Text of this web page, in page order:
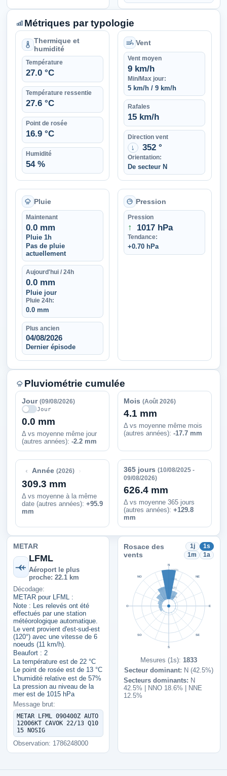
Métriques par typologie
Thermique et
humidité
Température
27.0 °C
Température ressentie
27.6 °C
Point de rosée
16.9 °C
Humidité
54 %
Vent
Vent moyen
9 km/h
Min/Max jour:
5 km/h / 9 km/h
Rafales
15 km/h
Direction vent
↑ 352 °
Orientation:
De secteur N
Pluie
Maintenant
0.0 mm
Pluie 1h
Pas de pluie
actuellement
Aujourd'hui / 24h
0.0 mm
Pluie jour
Pluie 24h:
0.0 mm
Plus ancien
04/08/2026
Dernier épisode
Pression
Pression
↑ 1017 hPa
Tendance:
+0.70 hPa
Pluviométrie cumulée
Jour (09/08/2026)
Jour
0.0 mm
Δ vs moyenne même jour
(autres années): -2.2 mm
Mois(Août 2026)
4.1 mm
Δ vs moyenne même mois
(autres années):-17.7 mm
‹ Année(2026)
309.3 mm
Δ vs moyenne à la même
date (autres années): +95.9
mm
365 jours(10/08/2025 -
09/08/2026)
626.4 mm
Δ vs moyenne 365 jours
(autres années):+129.8
mm
METAR
LFML
Aéroport le plus
proche: 22.1 km
Décodage:
METAR pour LFML :
Note : Les relevés ont été
effectués par une station
météorologique automatique.
Le vent provient d'est-sud-est
(120°) avec une vitesse de 6
noeuds (11 km/h).
Beaufort : 2
La température est de 22 °C
Le point de rosée est de 13 °C
L'humidité relative est de 57%
La pression au niveau de la
mer est de 1015 hPa
Message brut:
METAR LFML 090400Z AUTO
12006KT CAVOK 22/13 Q10
15 NOSIG
Observation: 1786248000
Rosace des
vents
1j
1s
1m
1a
100%
75%
50%
25%
N
NE
E
SE
S
SO
O
NO
Mesures (1s):1833
Secteur dominant: N (42.5%)
Secteurs dominants: N
42.5% | NNO 18.6% | NNE
12.5%